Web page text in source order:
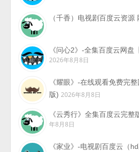
（千香）电视剧百度云资源
《问心2》-全集百度云网
2026年8月8日
《耀眼》-在线观看免费完
版) 2026年8月8日
《云秀行》全集百度云完整
年8月8日
《家业》-电视剧百度云（